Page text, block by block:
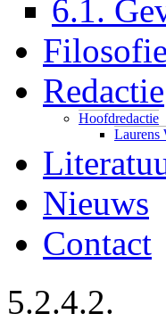
6.1.
Filosofie
Redactie
Hoofdredactie
Laurens
Nieuws
Contact
5.2.4.2.